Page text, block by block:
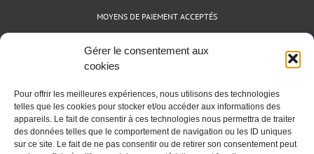
Gérer le consentement aux
cookies
Pour offrir les meilleures expériences, nous utilisons des technologies
telles que les cookies pour stocker et/ou accéder aux informations des
appareils. Le fait de consentir à ces technologies nous permettra de traiter
des données telles que le comportement de navigation ou les ID uniques
sur ce site. Le fait de ne pas consentir ou de retirer son consentement peut
MOYENS DE PAIEMENT ACCEPTÉS
Espèces (EUR)
Cartes bancaires (VISA, Mastercard et AMEX)
Cryptomonnaies (BTC)